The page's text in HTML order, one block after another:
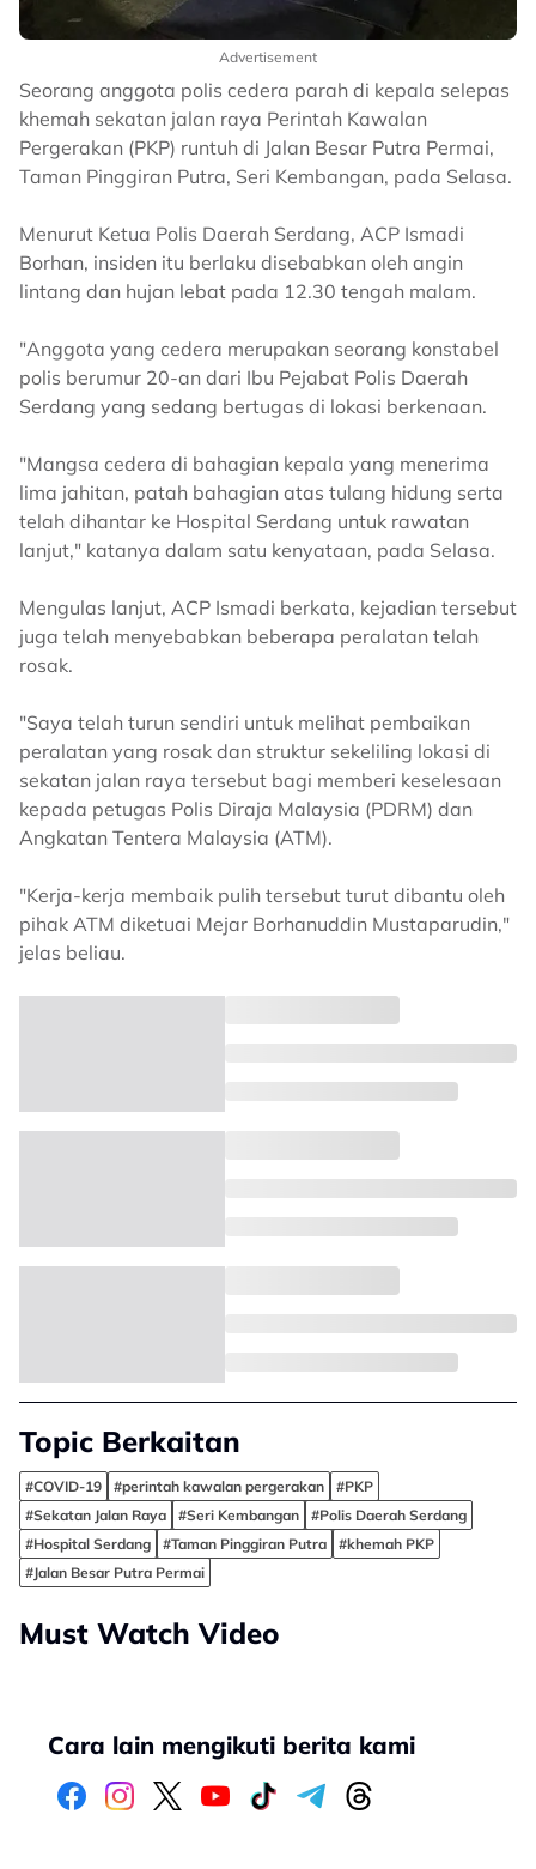
Advertisement
Seorang anggota polis cedera parah di kepala selepas
khemah sekatan jalan raya Perintah Kawalan
Pergerakan (PKP) runtuh di Jalan Besar Putra Permai,
Taman Pinggiran Putra, Seri Kembangan, pada Selasa.
Menurut Ketua Polis Daerah Serdang, ACP Ismadi
Borhan, insiden itu berlaku disebabkan oleh angin
lintang dan hujan lebat pada 12.30 tengah malam.
"Anggota yang cedera merupakan seorang konstabel
polis berumur 20-an dari Ibu Pejabat Polis Daerah
Serdang yang sedang bertugas di lokasi berkenaan.
"Mangsa cedera di bahagian kepala yang menerima
lima jahitan, patah bahagian atas tulang hidung serta
telah dihantar ke Hospital Serdang untuk rawatan
lanjut," katanya dalam satu kenyataan, pada Selasa.
Mengulas lanjut, ACP Ismadi berkata, kejadian tersebut
juga telah menyebabkan beberapa peralatan telah
rosak.
"Saya telah turun sendiri untuk melihat pembaikan
peralatan yang rosak dan struktur sekeliling lokasi di
sekatan jalan raya tersebut bagi memberi keselesaan
kepada petugas Polis Diraja Malaysia (PDRM) dan
Angkatan Tentera Malaysia (ATM).
"Kerja-kerja membaik pulih tersebut turut dibantu oleh
pihak ATM diketuai Mejar Borhanuddin Mustaparudin,"
jelas beliau.
Topic Berkaitan
#COVID-19 #perintah kawalan pergerakan
#PKP
#Sekatan Jalan Raya
#Seri Kembangan
#Polis Daerah Serdang
#Hospital Serdang
#Taman Pinggiran Putra
#khemah PKP
#Jalan Besar Putra Permai
Must Watch Video
Cara lain mengikuti berita kami